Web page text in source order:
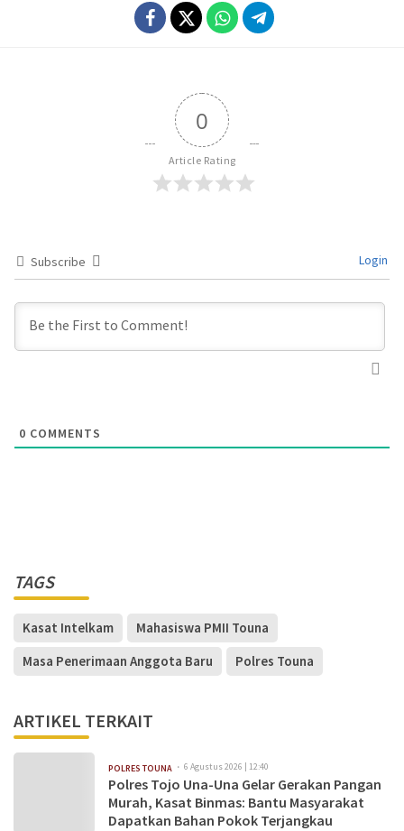
0
Article Rating
Subscribe Login
0 COMMENTS
TAGS
Kasat Intelkam
Mahasiswa PMII Touna
Masa Penerimaan Anggota Baru
Polres Touna
ARTIKEL TERKAIT
POLRES TOUNA 6 Agustus 2026 | 12:40
Polres Tojo Una-Una Gelar Gerakan Pangan
Murah, Kasat Binmas: Bantu Masyarakat
Dapatkan Bahan Pokok Terjangkau